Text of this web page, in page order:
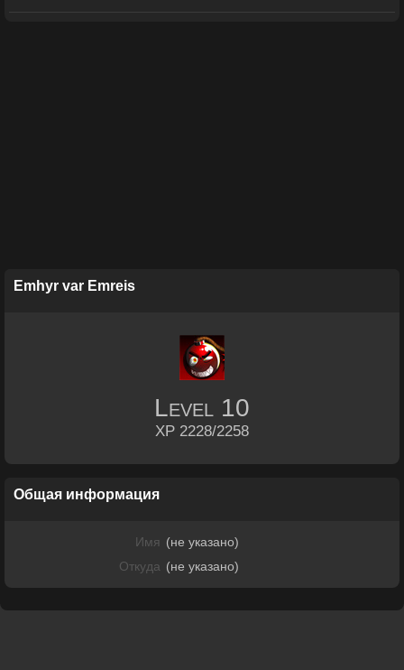
Emhyr var Emreis
Level 10
XP 2228/2258
Общая информация
Имя (не указано)
Откуда (не указано)